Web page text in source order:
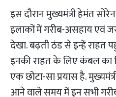
इस दौरान मुख्यमंत्री हेमंत
इलाकों में गरीब-असहाय एवं
देखा. बढ़ती ठंड से इन्हें राहत
इनकी राहत के लिए कंबल का
एक छोटा-सा प्रयास है.
आने वाले समय में इन सभी